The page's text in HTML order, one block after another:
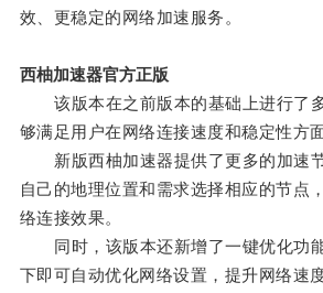
效、更稳定的网络加速服务。
西柚加速器官方正版
该版本在之前版本的基础上进行了
够满足用户在网络连接速度和稳定性方
新版西柚加速器提供了更多的加速
自己的地理位置和需求选择相应的节点
络连接效果。
同时，该版本还新增了一键优化功
下即可自动优化网络设置，提升网络速